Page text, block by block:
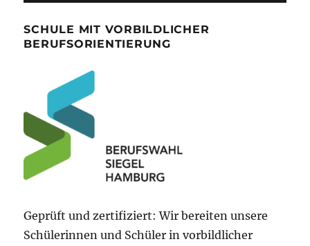
SCHULE MIT VORBILDLICHER
BERUFSORIENTIERUNG
Geprüft und zertifiziert: Wir bereiten unsere
Schülerinnen und Schüler in vorbildlicher